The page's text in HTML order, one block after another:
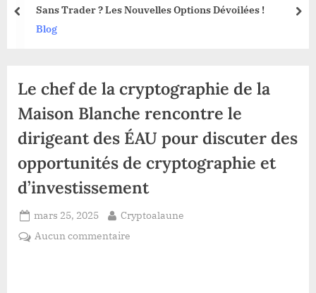
Sans Trader ? Les Nouvelles Options Dévoilées !
Blog
prev
Le chef de la cryptographie de la
Maison Blanche rencontre le
dirigeant des ÉAU pour discuter des
opportunités de cryptographie et
d’investissement
Posted
on
mars 25, 2025 By
Cryptoalaune
Aucun commentaire